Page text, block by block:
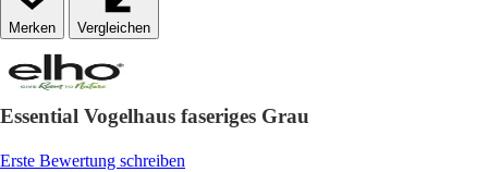
Vergleichen
Essential Vogelhaus faseriges Grau
Erste Bewertung schreiben